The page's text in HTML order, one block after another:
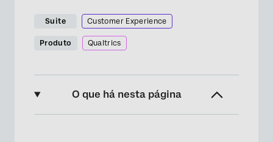
Suite Customer Experience
Produto Qualtrics
O que há nesta página